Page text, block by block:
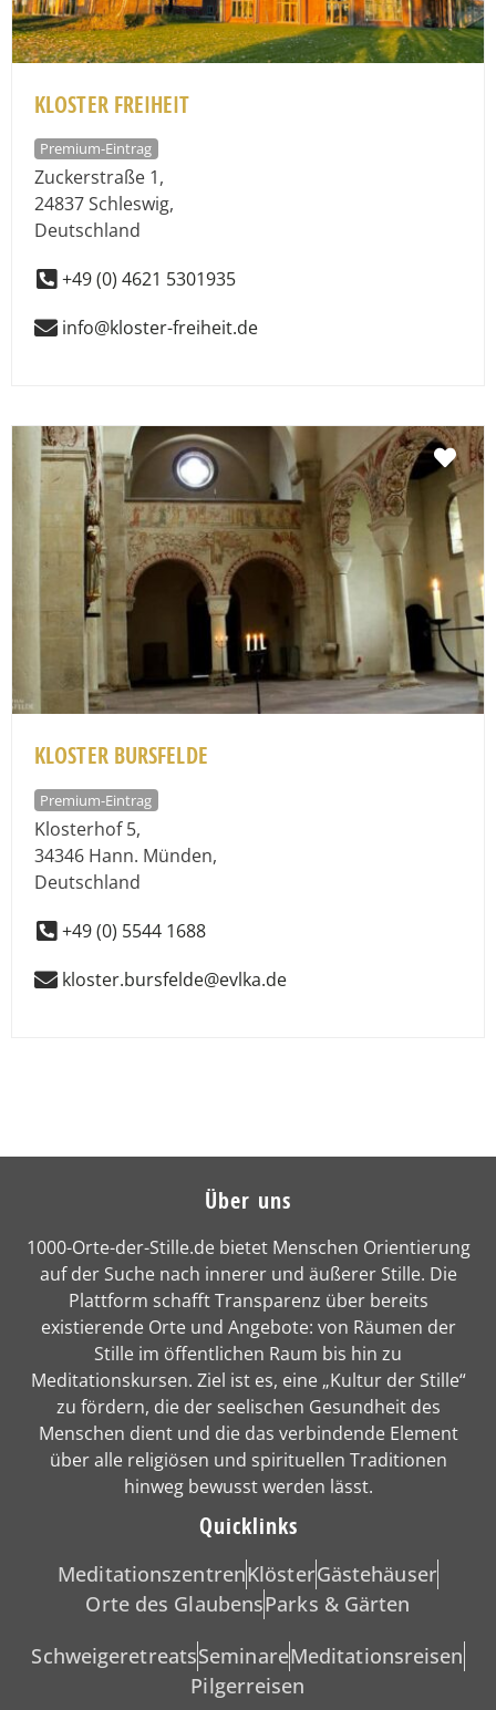
KLOSTER FREIHEIT
Premium-Eintrag
Zuckerstraße 1,
24837Schleswig,
Deutschland
+49 (0) 4621 5301935
info@kloster-freiheit.de
KLOSTER BURSFELDE
Premium-Eintrag
Klosterhof 5,
34346 Hann. Münden,
Deutschland
+49 (0) 5544 1688
kloster.bursfelde@evlka.de
Über uns
1000-Orte-der-Stille.de bietet Menschen Orientierung
auf der Suche nach innerer und äußerer Stille. Die
Plattform schafft Transparenz über bereits
existierende Orte und Angebote: von Räumen der
Stille im öffentlichen Raum bis hin zu
Meditationskursen. Ziel ist es, eine „Kultur der Stille“
zu fördern, die der seelischen Gesundheit des
Menschen dient und die das verbindende Element
über alle religiösen und spirituellen Traditionen
hinweg bewusst werden lässt.
Quicklinks
MeditationszentrenKlösterGästehäuser
Orte des GlaubensParks & Gärten
SchweigeretreatsSeminareMeditationsreisen
Pilgerreisen